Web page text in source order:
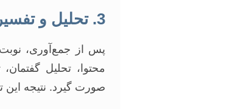
3. تحلیل و تفسیر داده‌ها
پس از جمع‌آوری،
محتوا، تحلیل
صورت گیرد. نتیجه این